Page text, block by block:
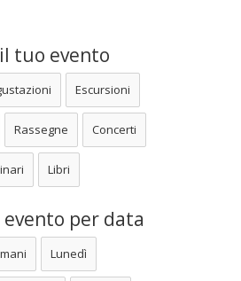
tuo evento
Escursioni
Rassegne Concerti
Libri
evento per data
Lunedì